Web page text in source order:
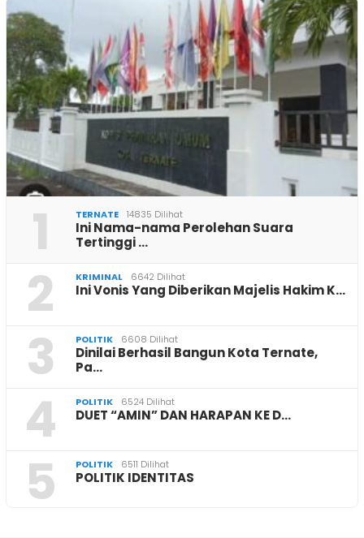
1 TERNATE 14835 Dilihat
Ini Nama-nama Perolehan Suara
Tertinggi …
2 KRIMINAL 6642 Dilihat
Ini Vonis Yang Diberikan Majelis Hakim K…
3 POLITIK 6608 Dilihat
Dinilai Berhasil Bangun Kota Ternate,
Pa…
4 POLITIK 6524 Dilihat
DUET “AMIN” DAN HARAPAN KE D…
5 POLITIK 6511 Dilihat
POLITIK IDENTITAS